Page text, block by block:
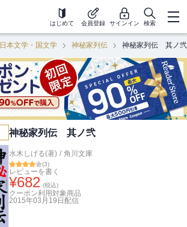
はじめて 会員登録 サインイン 検索
日本文学・国文学 神秘家列伝 神秘家列伝 其ノ弐
神秘家列伝 其ノ弐
水木しげる(著) / 角川文庫
(3)
レビューを書く
¥682 (税込)
クーポン利用対象商品
2015年03月19日 配信